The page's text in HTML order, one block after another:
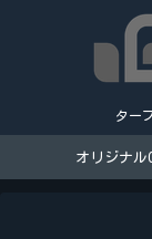
ター
オリジナル